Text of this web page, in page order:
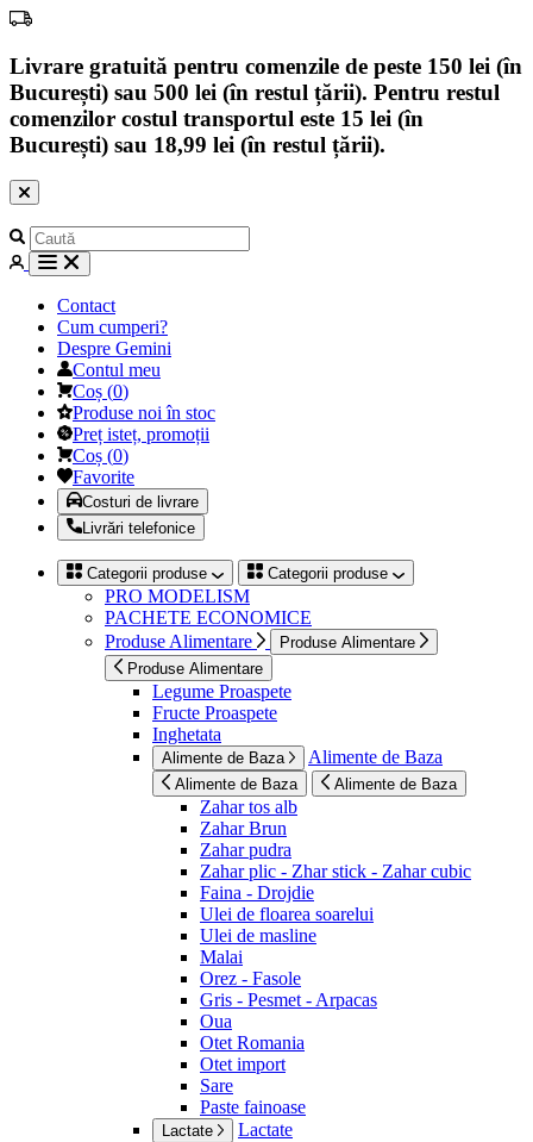
Livrare gratuită pentru comenzile de peste 150 lei (în
București) sau 500 lei (în restul țării). Pentru restul
comenzilor costul transportul este 15 lei (în
București) sau 18,99 lei (în restul țării).
Contact
Cum cumperi?
Despre Gemini
Contul meu
Coș (0)
Produse noi în stoc
Preț isteț, promoții
Coș (0)
Favorite
Costuri de livrare
Livrări telefonice
Categorii produse Categorii produse
PRO MODELISM
PACHETE ECONOMICE
Produse Alimentare
Produse Alimentare
Produse Alimentare
Legume Proaspete
Fructe Proaspete
Inghetata
Alimente de Baza Alimente de Baza
Alimente de Baza Alimente de Baza
Zahar tos alb
Zahar Brun
Zahar pudra
Zahar plic - Zhar stick - Zahar cubic
Faina - Drojdie
Ulei de floarea soarelui
Ulei de masline
Malai
Orez - Fasole
Gris - Pesmet - Arpacas
Oua
Otet Romania
Otet import
Sare
Paste fainoase
Lactate Lactate